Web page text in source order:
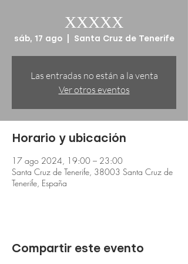
XXXXX
sáb, 17 ago
  |
Santa Cruz de Tenerife
Las entradas no están a la venta
Ver otros eventos
Horario y ubicación
17 ago 2024, 19:00 – 23:00
Santa Cruz de Tenerife, 38003 Santa Cruz de
Tenerife, España
Compartir este evento